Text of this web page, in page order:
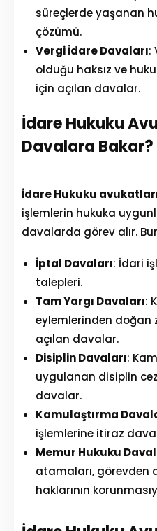
süreçlerde yaşanan
çözümü.
Vergi İdare Davaları:
olduğu haksız ve
için açılan davalar.
İdare Hukuku
Davalara Bakar?
İdare Hukuku
işlemlerin hukuka
davalarda görev alır.
İptal Davaları: İdari
talepleri.
Tam Yargı Davaları:
eylemlerinden doğan
açılan davalar.
Disiplin Davaları:
uygulanan disiplin
davalar.
Kamulaştırma
işlemlerine itiraz
Memur Hukuku
atamaları, görevden
haklarının